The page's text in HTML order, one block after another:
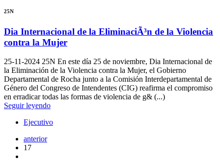
25N
Dia Internacional de la EliminaciÃ³n de la Violencia
contra la Mujer
25-11-2024 25N En este día 25 de noviembre, Dia Internacional de
la Eliminación de la Violencia contra la Mujer, el Gobierno
Departamental de Rocha junto a la Comisión Interdepartamental de
Género del Congreso de Intendentes (CIG) reafirma el compromiso
en erradicar todas las formas de violencia de g& (...)
Seguir leyendo
Ejecutivo
anterior
17